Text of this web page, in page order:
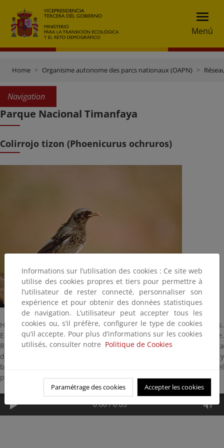
Menú
Home Organisme autonome des parcs nationaux (OAPN)
Navigation
Parque Nacional Timanfaya
Colirrojo tizon (Phoenicurus ochruros)
Habita en todos los acantilados y pedrizas de nuestras cordilleras.
Es un pájaro de roca que anida en agujeros y evita el follaje.
Recorren con gran destreza los roquedos y cantiles y se alimenta
de insectos, escarabajos, mariposas, etc., y en otoño de semillas y
bayas. En invierno coloniza murallas, corrales y casas de todo el
país.
0:00 / 0:05
Informations sur l’utilisation des cookies : Ce site web
utilise des cookies propres et tiers pour permettre à
l’utilisateur de rester connecté, personnaliser son
expérience et pour obtenir des données statistiques
de navigation. L’utilisateur peut accepter tous les
cookies ou, s’il préfère, configurer le type de cookies
qu’il accepte. Pour plus d’informations sur les cookies
utilisés, consulter notre Politique de Cookies
Paramétrage des cookies Accepter les cookies